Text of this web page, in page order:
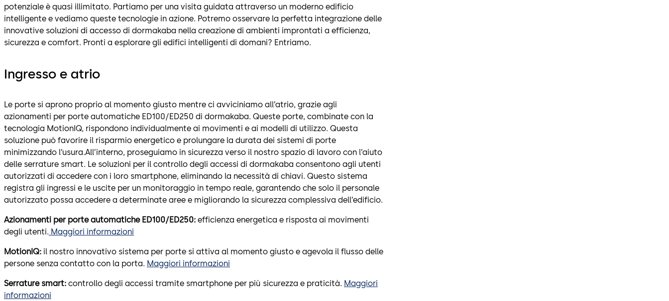
potenziale è quasi illimitato. Partiamo per una visita guidata attraverso un moderno edificio
intelligente e vediamo queste tecnologie in azione. Potremo osservare la perfetta integrazione delle
innovative soluzioni di accesso di dormakaba nella creazione di ambienti improntati a efficienza,
sicurezza e comfort. Pronti a esplorare gli edifici intelligenti di domani? Entriamo.
Ingresso e atrio
Le porte si aprono proprio al momento giusto mentre ci avviciniamo all’atrio, grazie agli
azionamenti per porte automatiche ED100/ED250 di dormakaba. Queste porte, combinate con la
tecnologia MotionIQ, rispondono individualmente ai movimenti e ai modelli di utilizzo. Questa
soluzione può favorire il risparmio energetico e prolungare la durata dei sistemi di porte
minimizzando l’usura.All’interno, proseguiamo in sicurezza verso il nostro spazio di lavoro con l’aiuto
delle serrature smart. Le soluzioni per il controllo degli accessi di dormakaba consentono agli utenti
autorizzati di accedere con i loro smartphone, eliminando la necessità di chiavi. Questo sistema
registra gli ingressi e le uscite per un monitoraggio in tempo reale, garantendo che solo il personale
autorizzato possa accedere a determinate aree e migliorando la sicurezza complessiva dell’edificio.
Azionamenti per porte automatiche ED100/ED250: efficienza energetica e risposta ai movimenti
degli utenti. Maggiori informazioni
MotionIQ: il nostro innovativo sistema per porte si attiva al momento giusto e agevola il flusso delle
persone senza contatto con la porta. Maggiori informazioni
Serrature smart: controllo degli accessi tramite smartphone per più sicurezza e praticità. Maggiori
informazioni